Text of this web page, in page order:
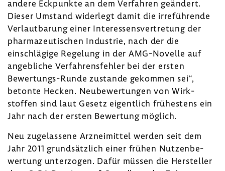
andere Eckpunkte an dem Verfahren geän­dert.
Dieser Umstand wider­legt damit die irre­füh­rende
Verlaut­ba­rung einer Inter­es­sens­ver­tre­tung der
phar­ma­zeu­ti­schen Indus­trie, nach der die
einschlä­gige Rege­lung in der AMG-​Novelle auf
angeb­liche Verfah­rens­fehler bei der ersten
Bewertungs-​Runde zustande gekommen sei“,
betonte Hecken. Neube­wer­tungen von Wirk­
stoffen sind laut Gesetz eigent­lich frühes­tens ein
Jahr nach der ersten Bewer­tung möglich.
Neu zuge­las­sene Arznei­mittel werden seit dem
Jahr 2011 grund­sätz­lich einer frühen Nutzen­be­
wer­tung unter­zogen. Dafür müssen die Hersteller